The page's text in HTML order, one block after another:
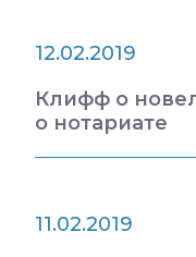
12.02.2019
Клифф о
о нотариате
11.02.2019